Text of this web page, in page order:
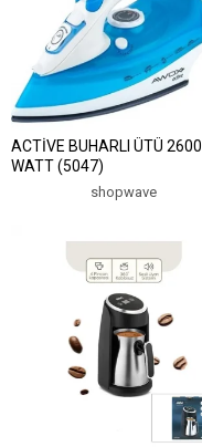
ACTİVE BUHARLI ÜTÜ 2600
WATT (5047)
shopwave